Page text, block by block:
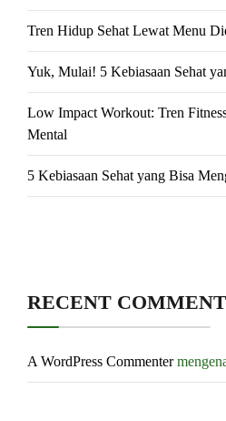
Tren Hidup Sehat Lewat Menu
Yuk, Mulai! 5 Kebiasaan Sehat
Low Impact Workout: Tren
Mental
5 Kebiasaan Sehat yang Bisa
RECENT
A WordPress Commenter